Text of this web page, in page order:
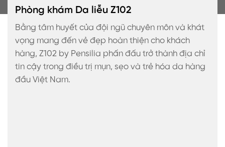
Phòng khám Da liễu Z102
Bằng tâm huyết của đội ngũ chuyên môn và khát
vọng mang đến vẻ đẹp hoàn thiện cho khách
hàng, Z102 by Pensilia phấn đấu trở thành địa chỉ
tin cậy trong điều trị mụn, sẹo và trẻ hóa da hàng
đầu Việt Nam.